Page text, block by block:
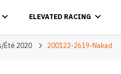
ELEVATED RACING
Été 2020 200122-2619-Nakad